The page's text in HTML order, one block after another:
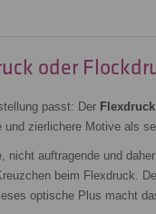
oder
passt: Der
zierlichere Motive als
nicht auftragende und
beim Flexdruck.
optische Plus macht